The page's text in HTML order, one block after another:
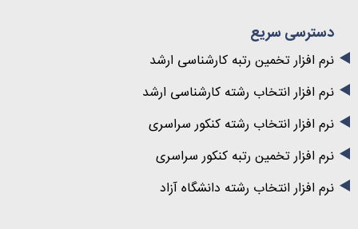
دسترسی سریع
نرم افزار تخمین رتبه کارشناسی ارشد
نرم افزار انتخاب رشته کارشناسی ارشد
نرم افزار انتخاب رشته کنکور سراسری
نرم افزار تخمین رتبه کنکور سراسری
نرم افزار انتخاب رشته دانشگاه آزاد